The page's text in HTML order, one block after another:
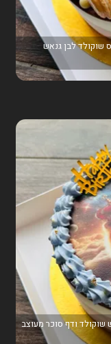
שוקולד לבן גנאש
שוקולד ודף סוכר מעוצב